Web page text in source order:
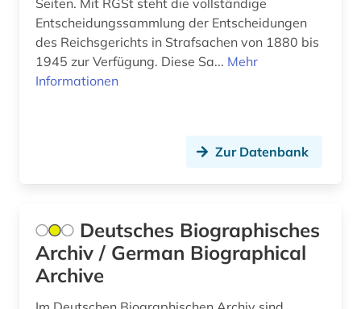
berufliche fortbildung (2)
berufsrecht (1)
beschäftigung (1)
bestandsaufbau (1)
Ukraine (1)
Ungarn (3)
Seiten. Mit RGSt steht die vollständige
Entscheidungssammlung der Entscheidungen
des Reichsgerichts in Strafsachen von 1880 bis
1945 zur Verfügung. Diese Sa... Mehr
Informationen
Zur Datenbank
Deutsches Biographisches
Archiv / German Biographical
Archive